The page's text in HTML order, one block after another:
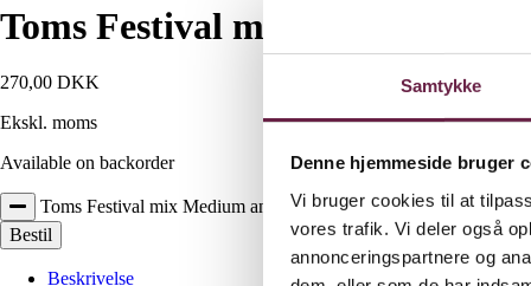
Samtykke
Denne hjemmeside bruger
Vi bruger cookies til at
vores trafik. Vi deler også
annonceringspartnere og
Toms Festival mix Medium
270,00 DKK
Ekskl. moms
Available on backorder
Toms Festival mix Medium antal
Bestil
Beskrivelse